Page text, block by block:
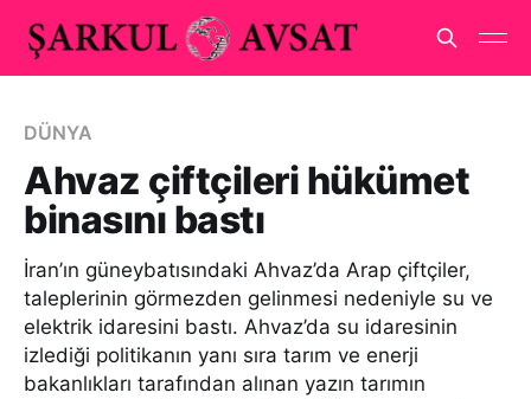
DÜNYA
Ahvaz çiftçileri hükümet
binasını bastı
İran’ın güneybatısındaki Ahvaz’da Arap çiftçiler,
taleplerinin görmezden gelinmesi nedeniyle su ve
elektrik idaresini bastı. Ahvaz’da su idaresinin
izlediği politikanın yanı sıra tarım ve enerji
bakanlıkları tarafından alınan yazın tarımın